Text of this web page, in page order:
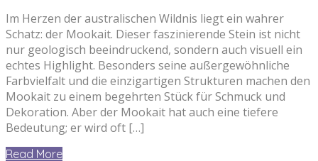
Im Herzen der australischen Wildnis liegt ein wahrer
Schatz: der Mookait. Dieser faszinierende Stein ist nicht
nur geologisch beeindruckend, sondern auch visuell ein
echtes Highlight. Besonders seine außergewöhnliche
Farbvielfalt und die einzigartigen Strukturen machen den
Mookait zu einem begehrten Stück für Schmuck und
Dekoration. Aber der Mookait hat auch eine tiefere
Bedeutung; er wird oft […]
Read More